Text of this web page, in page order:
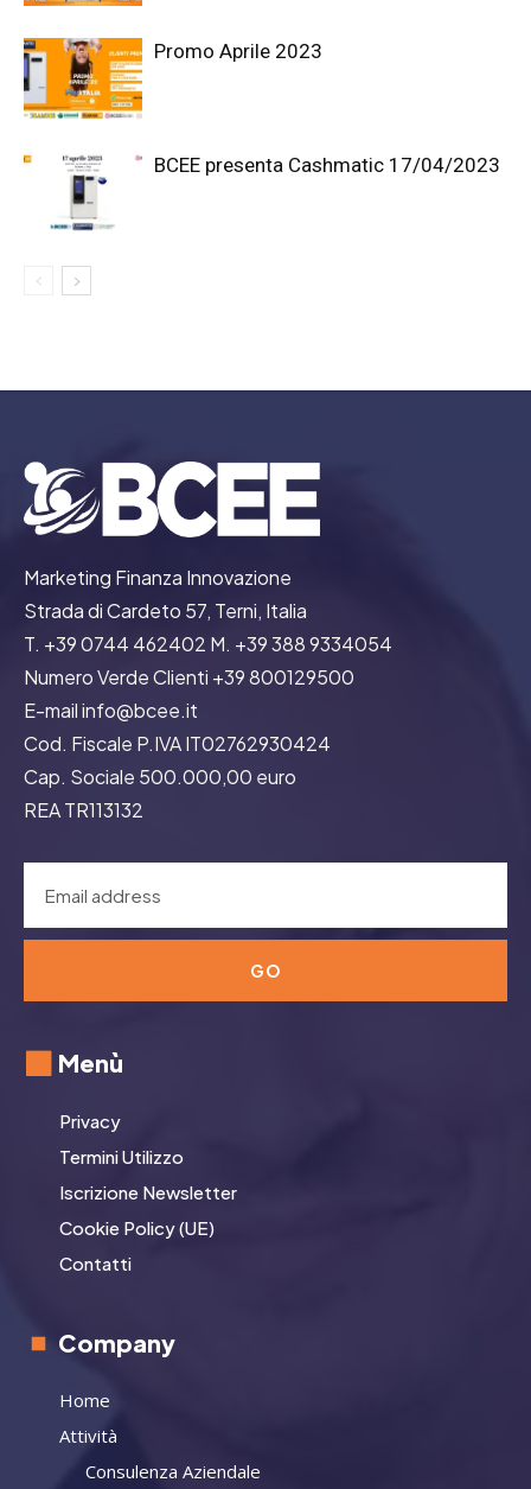
Promo Aprile 2023
BCEE presenta Cashmatic 17/04/2023
Marketing Finanza Innovazione
Strada di Cardeto 57, Terni, Italia
T. +39 0744 462402 M. +39 388 9334054
Numero Verde Clienti +39 800129500
E-mail info@bcee.it
Cod. Fiscale P.IVA IT02762930424
Cap. Sociale 500.000,00 euro
REA TR113132
GO
Menù
Privacy
Termini Utilizzo
Iscrizione Newsletter
Cookie Policy (UE)
Contatti
Company
Home
Attività
Consulenza Aziendale